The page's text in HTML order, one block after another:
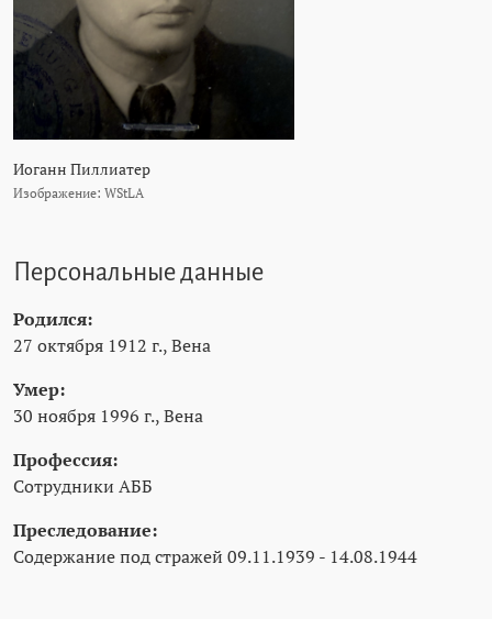
Иоганн Пиллиатер
Изображение: WStLA
Персональные данные
Родился:
27 октября 1912 г., Вена
Умер:
30 ноября 1996 г., Вена
Профессия:
Сотрудники АББ
Преследование:
Содержание под стражей 09.11.1939 - 14.08.1944